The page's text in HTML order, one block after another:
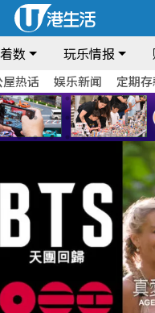
数 玩乐情报
屋热话 娱乐新闻 定期